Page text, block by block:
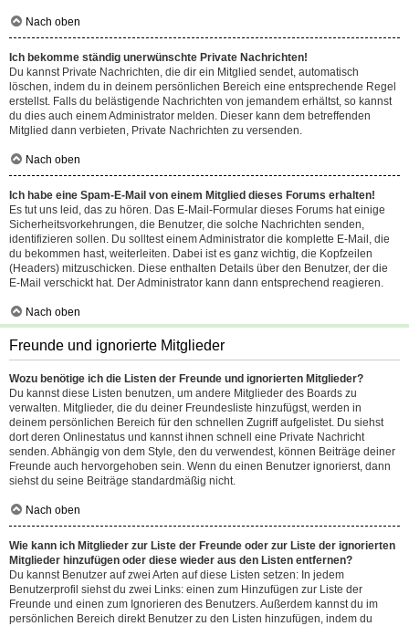
Nach oben
Ich bekomme ständig unerwünschte Private Nachrichten!
Du kannst Private Nachrichten, die dir ein Mitglied sendet, automatisch
löschen, indem du in deinem persönlichen Bereich eine entsprechende Regel
erstellst. Falls du belästigende Nachrichten von jemandem erhältst, so kannst
du dies auch einem Administrator melden. Dieser kann dem betreffenden
Mitglied dann verbieten, Private Nachrichten zu versenden.
Nach oben
Ich habe eine Spam-E-Mail von einem Mitglied dieses Forums erhalten!
Es tut uns leid, das zu hören. Das E-Mail-Formular dieses Forums hat einige
Sicherheitsvorkehrungen, die Benutzer, die solche Nachrichten senden,
identifizieren sollen. Du solltest einem Administrator die komplette E-Mail, die
du bekommen hast, weiterleiten. Dabei ist es ganz wichtig, die Kopfzeilen
(Headers) mitzuschicken. Diese enthalten Details über den Benutzer, der die
E-Mail verschickt hat. Der Administrator kann dann entsprechend reagieren.
Nach oben
Freunde und ignorierte Mitglieder
Wozu benötige ich die Listen der Freunde und ignorierten Mitglieder?
Du kannst diese Listen benutzen, um andere Mitglieder des Boards zu
verwalten. Mitglieder, die du deiner Freundesliste hinzufügst, werden in
deinem persönlichen Bereich für den schnellen Zugriff aufgelistet. Du siehst
dort deren Onlinestatus und kannst ihnen schnell eine Private Nachricht
senden. Abhängig von dem Style, den du verwendest, können Beiträge deiner
Freunde auch hervorgehoben sein. Wenn du einen Benutzer ignorierst, dann
siehst du seine Beiträge standardmäßig nicht.
Nach oben
Wie kann ich Mitglieder zur Liste der Freunde oder zur Liste der ignorierten
Mitglieder hinzufügen oder diese wieder aus den Listen entfernen?
Du kannst Benutzer auf zwei Arten auf diese Listen setzen: In jedem
Benutzerprofil siehst du zwei Links: einen zum Hinzufügen zur Liste der
Freunde und einen zum Ignorieren des Benutzers. Außerdem kannst du im
persönlichen Bereich direkt Benutzer zu den Listen hinzufügen, indem du